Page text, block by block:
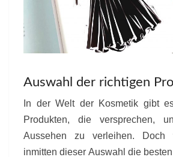
Auswahl der richtigen
In der Welt der Kosmetik gibt
Produkten, die versprechen,
Aussehen zu verleihen. Doch
inmitten dieser Auswahl die